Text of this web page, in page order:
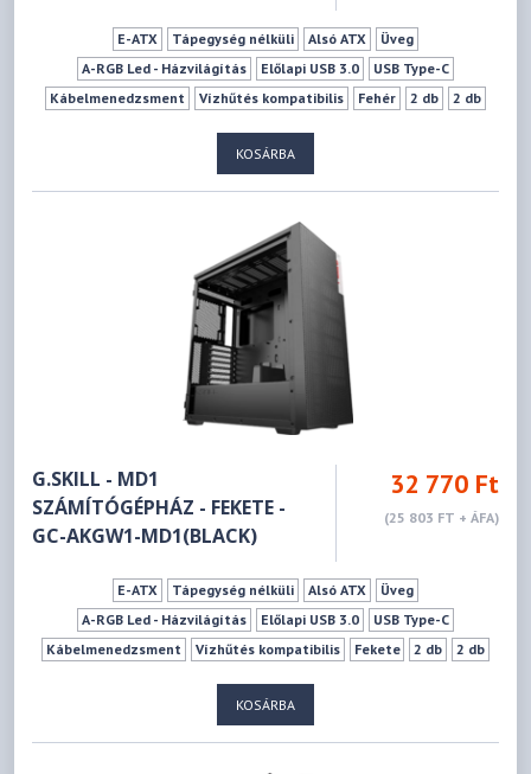
E-ATX Tápegység nélküli Alsó ATX
Üveg
A-RGB Led - Házvilágítás
Előlapi USB 3.0
USB Type-C
Kábelmenedzsment
Vízhűtés kompatibilis Fehér 2 db
2 db
KOSÁRBA
G.SKILL - MD1
SZÁMÍTÓGÉPHÁZ - FEKETE -
GC-AKGW1-MD1(BLACK)
32 770 Ft
(25 803 FT + ÁFA)
E-ATX Tápegység nélküli Alsó ATX
Üveg
A-RGB Led - Házvilágítás
Előlapi USB 3.0
USB Type-C
Kábelmenedzsment
Vízhűtés kompatibilis Fekete 2 db
2 db
KOSÁRBA